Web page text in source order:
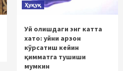
Ҳуқуқ
Уй олишдаги энг катта
хато: уйни арзон
кўрсатиш кейин
қимматга тушиши
мумкин